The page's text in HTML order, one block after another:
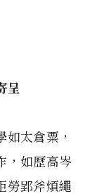
呈
太倉粟，
，如歷高岑
勞郢斧煩繩